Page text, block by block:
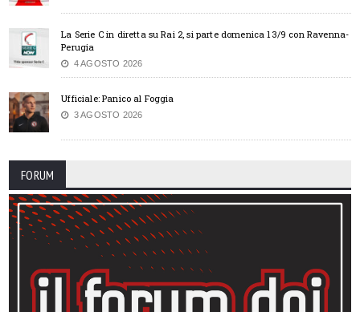
La Serie C in diretta su Rai 2, si parte domenica 13/9 con Ravenna-
Perugia
4 AGOSTO 2026
Ufficiale: Panico al Foggia
3 AGOSTO 2026
FORUM